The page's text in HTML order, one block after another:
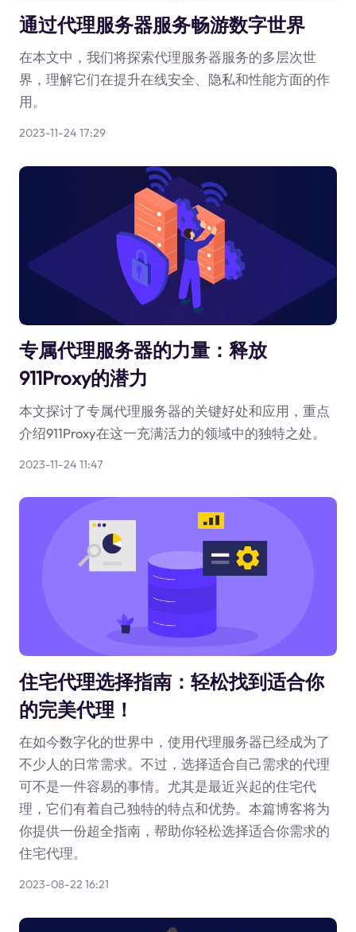
通过代理服务器服务畅游数字世界
在本文中，我们将探索代理服务器服务的多层次世
界，理解它们在提升在线安全、隐私和性能方面的作
用。
2023-11-24 17:29
专属代理服务器的力量：释放
911Proxy的潜力
本文探讨了专属代理服务器的关键好处和应用，重点
介绍911Proxy在这一充满活力的领域中的独特之处。
2023-11-24 11:47
住宅代理选择指南：轻松找到适合你
的完美代理！
在如今数字化的世界中，使用代理服务器已经成为了
不少人的日常需求。不过，选择适合自己需求的代理
可不是一件容易的事情。尤其是最近兴起的住宅代
理，它们有着自己独特的特点和优势。本篇博客将为
你提供一份超全指南，帮助你轻松选择适合你需求的
住宅代理。
2023-08-22 16:21